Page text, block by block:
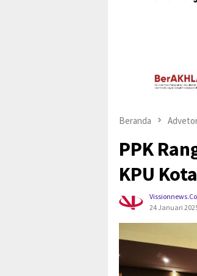
Beranda
PPK
KPU
24 Januari